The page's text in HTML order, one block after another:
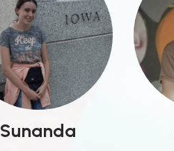
Sunanda